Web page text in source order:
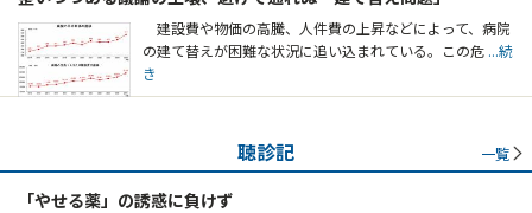
建設費や物価の高騰、人件費の上昇などによって、病院
の建て替えが困難な状況に追い込まれている。この危 ...続
き
聴診記 一覧
「やせる薬」の誘惑に負けず